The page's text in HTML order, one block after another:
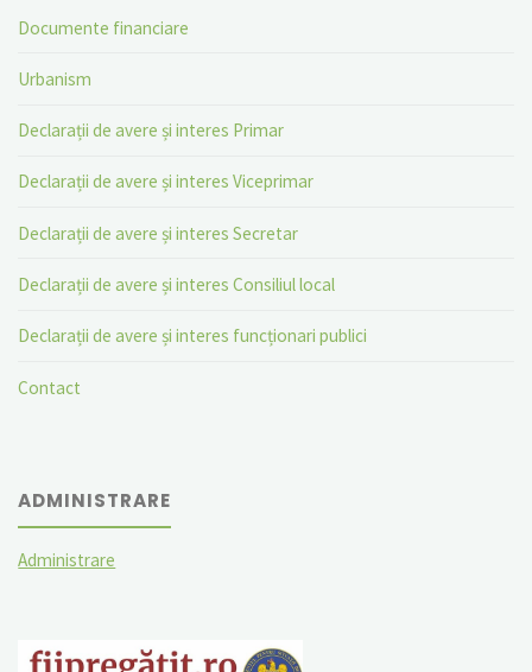
Documente financiare
Urbanism
Declarații de avere și interes Primar
Declarații de avere și interes Viceprimar
Declarații de avere și interes Secretar
Declarații de avere și interes Consiliul local
Declarații de avere și interes funcționari publici
Contact
ADMINISTRARE
Administrare